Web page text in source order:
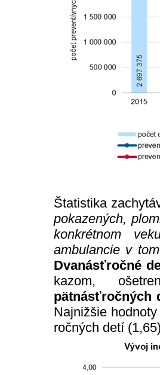
Štatistika
pokazených,
konkrétnom
ambulancie v
Dvanásťročné
kazom,
pätnásťročných
Najnižšie
ročných detí